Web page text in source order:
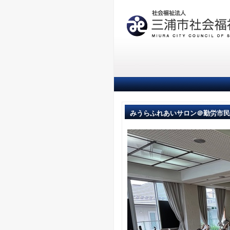
みうらふれあいサロン＠勤労市